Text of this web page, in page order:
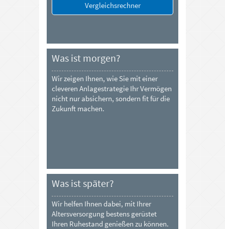
Vergleichsrechner
Was ist morgen?
Wir zeigen Ihnen, wie Sie mit einer
cleveren Anlagestrategie Ihr Vermögen
nicht nur absichern, sondern fit für die
Zukunft machen.
Was ist später?
Wir helfen Ihnen dabei, mit Ihrer
Altersversorgung bestens gerüstet
Ihren Ruhestand genießen zu können.